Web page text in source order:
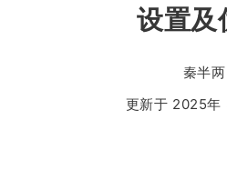
设置及
秦半两
更新于 2025年